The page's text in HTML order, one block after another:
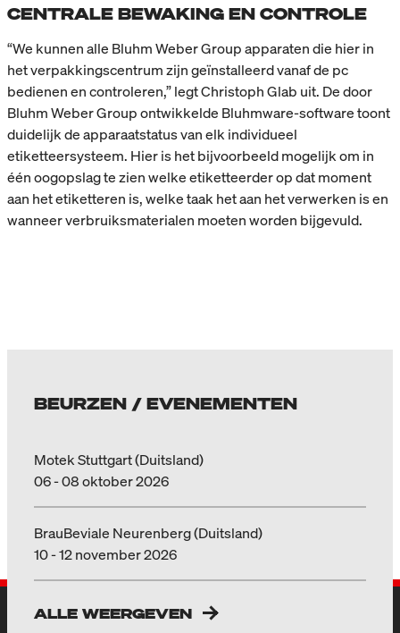
CENTRALE BEWAKING EN CONTROLE
“We kunnen alle Bluhm Weber Group apparaten die hier in
het verpakkingscentrum zijn geïnstalleerd vanaf de pc
bedienen en controleren,” legt Christoph Glab uit. De door
Bluhm Weber Group ontwikkelde Bluhmware-software toont
duidelijk de apparaatstatus van elk individueel
etiketteersysteem. Hier is het bijvoorbeeld mogelijk om in
één oogopslag te zien welke etiketteerder op dat moment
aan het etiketteren is, welke taak het aan het verwerken is en
wanneer verbruiksmaterialen moeten worden bijgevuld.
BEURZEN / EVENEMENTEN
Motek Stuttgart (Duitsland)
06 - 08 oktober 2026
BrauBeviale Neurenberg (Duitsland)
10 - 12 november 2026
ALLE WEERGEVEN